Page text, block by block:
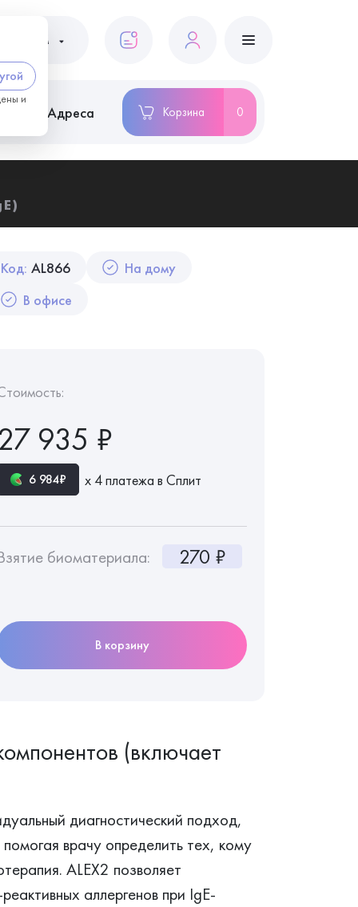
и
Адреса Корзина 0
Код: AL866
На дому
В офисе
935 ₽
6 984₽ х 4 платежа в Сплит
биоматериала: 270 ₽
В корзину
(включает
диагностический подход,
врачу определить тех, кому
ALEX2 позволяет
аллергенов при IgE-